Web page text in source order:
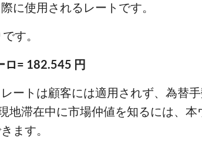
に使用されるレートです。
す。
ロ= 182.545 円
ートは顧客には適用されず、為替
地滞在中に市場仲値を知るには、
ます。